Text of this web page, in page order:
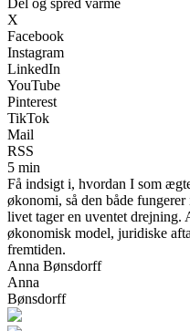
X
Facebook
Instagram
LinkedIn
YouTube
Pinterest
TikTok
Mail
RSS
5 min
Få indsigt i, hvordan I som
økonomi, så den både
livet tager en uventet drejning.
økonomisk model, juridiske
fremtiden.
Anna Bønsdorff
Anna
Bønsdorff